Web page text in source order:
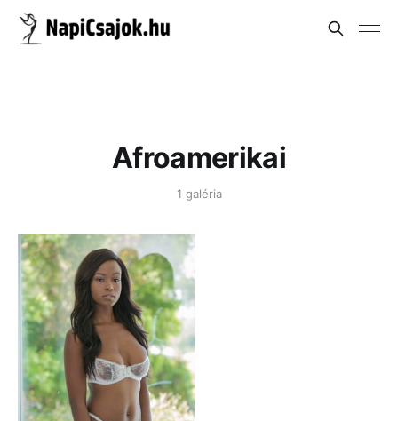
Afroamerikai
1 galéria